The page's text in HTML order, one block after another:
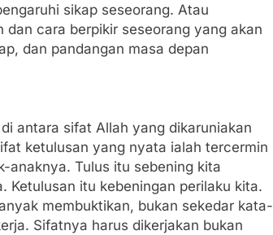
sikap seseorang. Atau
dan cara berpikir seseorang yang akan
dan pandangan masa depan
antara sifat Allah yang dikaruniakan
ketulusan yang nyata ialah tercermin
anaknya. Tulus itu sebening kita
Ketulusan itu kebeningan perilaku kita.
membuktikan, bukan sekedar kata-
Sifatnya harus dikerjakan bukan